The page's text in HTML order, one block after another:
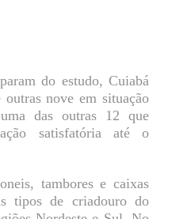
do estudo, Cuiabá
nove em situação
das outras 12 que
satisfatória até o
tambores e caixas
tipos de criadouro do